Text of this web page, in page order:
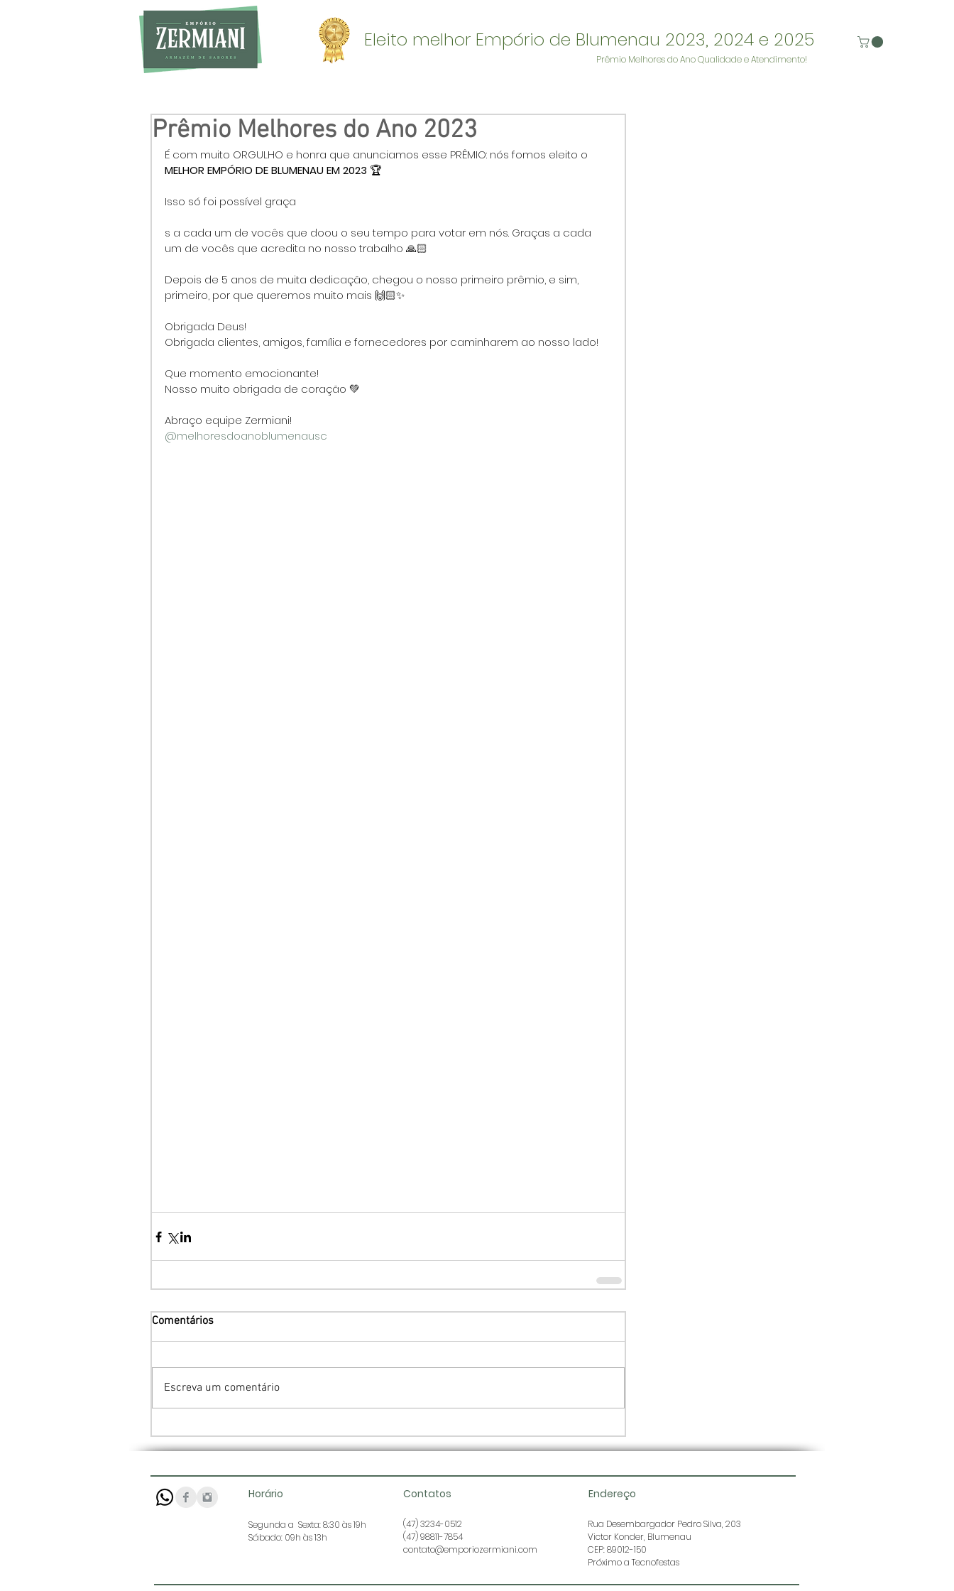
Eleito melhor Empório de Blumenau 2023, 2024 e 2025
Prêmio Melhores do Ano Qualidade e Atendimento!
Prêmio Melhores do Ano 2023
É com muito ORGULHO e honra que anunciamos esse PRÊMIO: nós fomos eleito o
MELHOR EMPÓRIO DE BLUMENAU EM 2023 🏆
Isso só foi possível graça
s a cada um de vocês que doou o seu tempo para votar em nós. Graças a cada
um de vocês que acredita no nosso trabalho 🙏🏻
Depois de 5 anos de muita dedicação, chegou o nosso primeiro prêmio, e sim,
primeiro, por que queremos muito mais 🙌🏻✨
Obrigada Deus!
Obrigada clientes, amigos, família e fornecedores por caminharem ao nosso lado!
Que momento emocionante!
Nosso muito obrigada de coração 💚
Abraço equipe Zermiani!
@melhoresdoanoblumenausc
Comentários
Escreva um comentário
Horário Contatos
Segunda a Sexta: 8:30 às 19h
Sábado: 09h às 13h
(47) 3234-0512
(47) 98811-7854
contato@emporiozermiani.com
Endereço
Rua Desembargador Pedro Silva, 203
Victor Konder, Blumenau
CEP: 89012-150
Próximo a Tecnofestas